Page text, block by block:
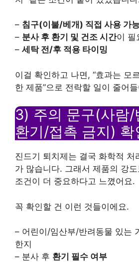
– 침구(이불/베개) 직접 사용 가
– 분사 후 환기 및 건조 시간이 필
– 세탁 전/후 적용 타이밍
이걸 확인하고 나면, “효과는 모
한 제품”으로 전락할 일이 줄어
3) 주의 문구(사람/
환기/접촉 금지) 확
진드기 퇴치제는 결국 화학적 처
가 많습니다. 그래서 제품의 강
조건이 더 중요하다고 느꼈어요.
꼭 확인할 건 이런 것들이에요.
– 어린이/임산부/반려동물 있는
한지
– 분사 후 환기 필수 여부